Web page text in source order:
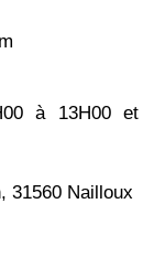
à 13H00 et
31560 Nailloux